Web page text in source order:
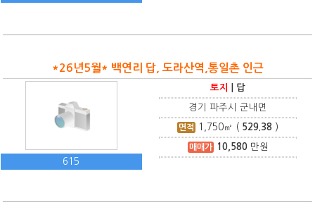
*26년5월* 백연리 답, 도라산역,통일촌 인근
615
토지 답
경기 파주시 군내면
면적 1,750㎡ ( 529.38 )
매매가 10,580만원